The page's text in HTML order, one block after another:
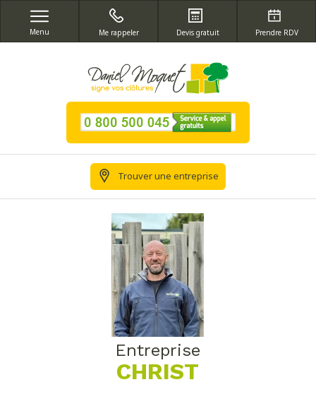
Menu Me rappeler Devis gratuit Prendre RDV
Trouver une entreprise
Entreprise
CHRIST